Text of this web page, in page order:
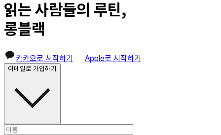
읽는 사람들의 루틴,
롱블랙
카카오로 시작하기 Apple로 시작하기
이메일로 가입하기